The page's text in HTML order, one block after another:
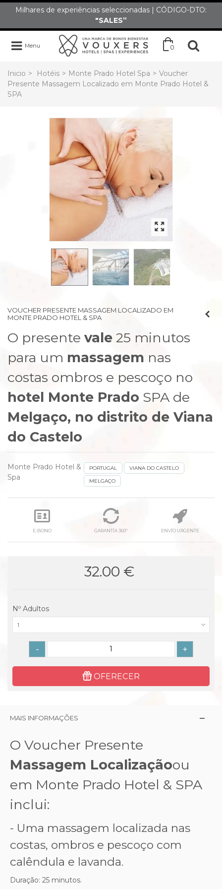
Milhares de experiências seleccionadas | CÓDIGO-DTO:
"SALES”
Menu 0
Inicio > Hotéis > Monte Prado Hotel Spa > Voucher
Presente Massagem Localizado em Monte Prado Hotel &
SPA
prev next
VOUCHER PRESENTE MASSAGEM LOCALIZADO EM
MONTE PRADO HOTEL & SPA
O presente vale 25 minutos
para um massagem nas
costas ombros e pescoço no
hotel Monte Prado SPA de
Melgaço, no distrito de Viana
do Castelo
Monte Prado Hotel &
Spa
PORTUGAL
VIANA DO CASTELO
MELGAÇO
E-BONO GARANTÍA 360º ENVÍO URGENTE
32.00 €
Nº Adultos
1
- +
OFERECER
MAIS INFORMAÇÕES
O Voucher Presente
Massagem Localizaçãoou
em Monte Prado Hotel & SPA
inclui:
- Uma massagem localizada nas
costas, ombros e pescoço com
calêndula e lavanda.
Duração: 25 minutos.